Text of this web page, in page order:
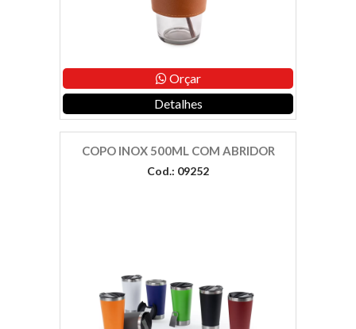
Orçar
Detalhes
COPO INOX 500ML COM ABRIDOR
Cod.: 09252